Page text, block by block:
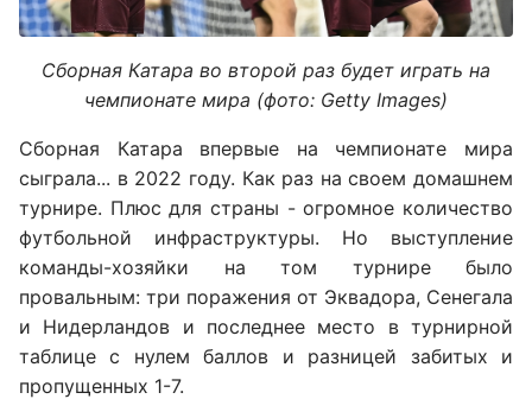
Сборная Катара во второй раз будет играть на
чемпионате мира (фото: Getty Images)
Сборная Катара впервые на чемпионате мира
сыграла... в 2022 году. Как раз на своем домашнем
турнире. Плюс для страны - огромное количество
футбольной инфраструктуры. Но выступление
команды-хозяйки на том турнире было
провальным: три поражения от Эквадора, Сенегала
и Нидерландов и последнее место в турнирной
таблице с нулем баллов и разницей забитых и
пропущенных 1-7.